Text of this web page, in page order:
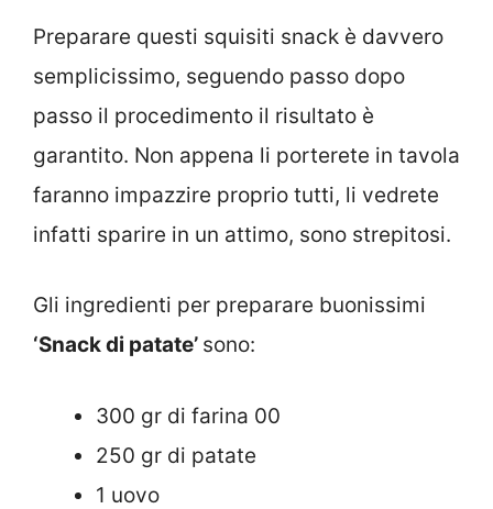
Preparare questi squisiti snack è davvero
semplicissimo, seguendo passo dopo
passo il procedimento il risultato è
garantito. Non appena li porterete in tavola
faranno impazzire proprio tutti, li vedrete
infatti sparire in un attimo, sono strepitosi.
Gli ingredienti per preparare buonissimi
‘Snack di patate’ sono:
300 gr di farina 00
250 gr di patate
1 uovo